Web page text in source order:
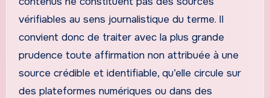
vérifiables au sens journalistique du terme. Il
convient donc de traiter avec la plus grande
prudence toute affirmation non attribuée à une
source crédible et identifiable, qu’elle circule sur
des plateformes numériques ou dans des